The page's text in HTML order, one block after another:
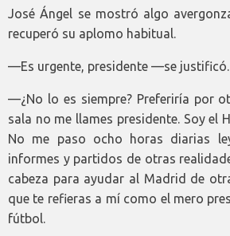
José Ángel se mostró algo
recuperó su aplomo habitual.
—Es urgente, presidente —se justificó.
—¿No lo es siempre? Preferiría por
sala no me llames presidente. Soy el
No me paso ocho horas diarias
informes y partidos de otras
cabeza para ayudar al Madrid de
que te refieras a mí como el mero
fútbol.